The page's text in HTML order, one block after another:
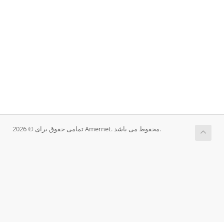
تمامی حقوق برای © 2026 Amernet. محفوط می باشد.